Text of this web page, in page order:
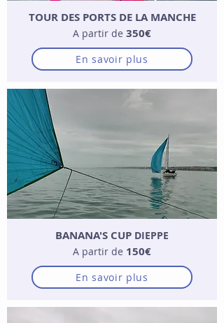
TOUR DES PORTS DE LA MANCHE
A partir de 350€
En savoir plus
BANANA'S CUP DIEPPE
A partir de 150€
En savoir plus